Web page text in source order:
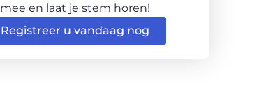
mee en laat je stem horen!
Registreer u vandaag nog